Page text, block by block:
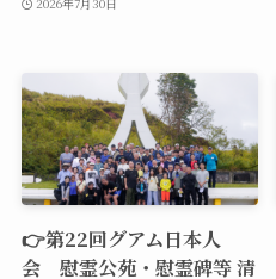
👉第22回グアム日本人
会 慰霊公苑・慰霊碑等 清